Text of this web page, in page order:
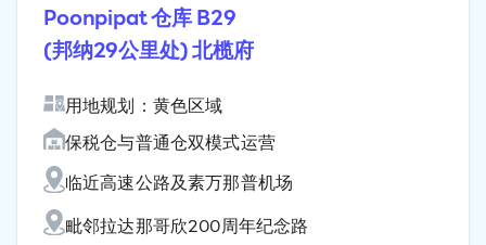
Poonpipat 仓库 B29
(邦纳29公里处) 北榄府
用地规划：黄色区域
保税仓与普通仓双模式运营
临近高速公路及素万那普机场
毗邻拉达那哥欣200周年纪念路